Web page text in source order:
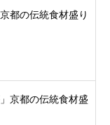
都の伝統食材盛り
京都の伝統食材盛